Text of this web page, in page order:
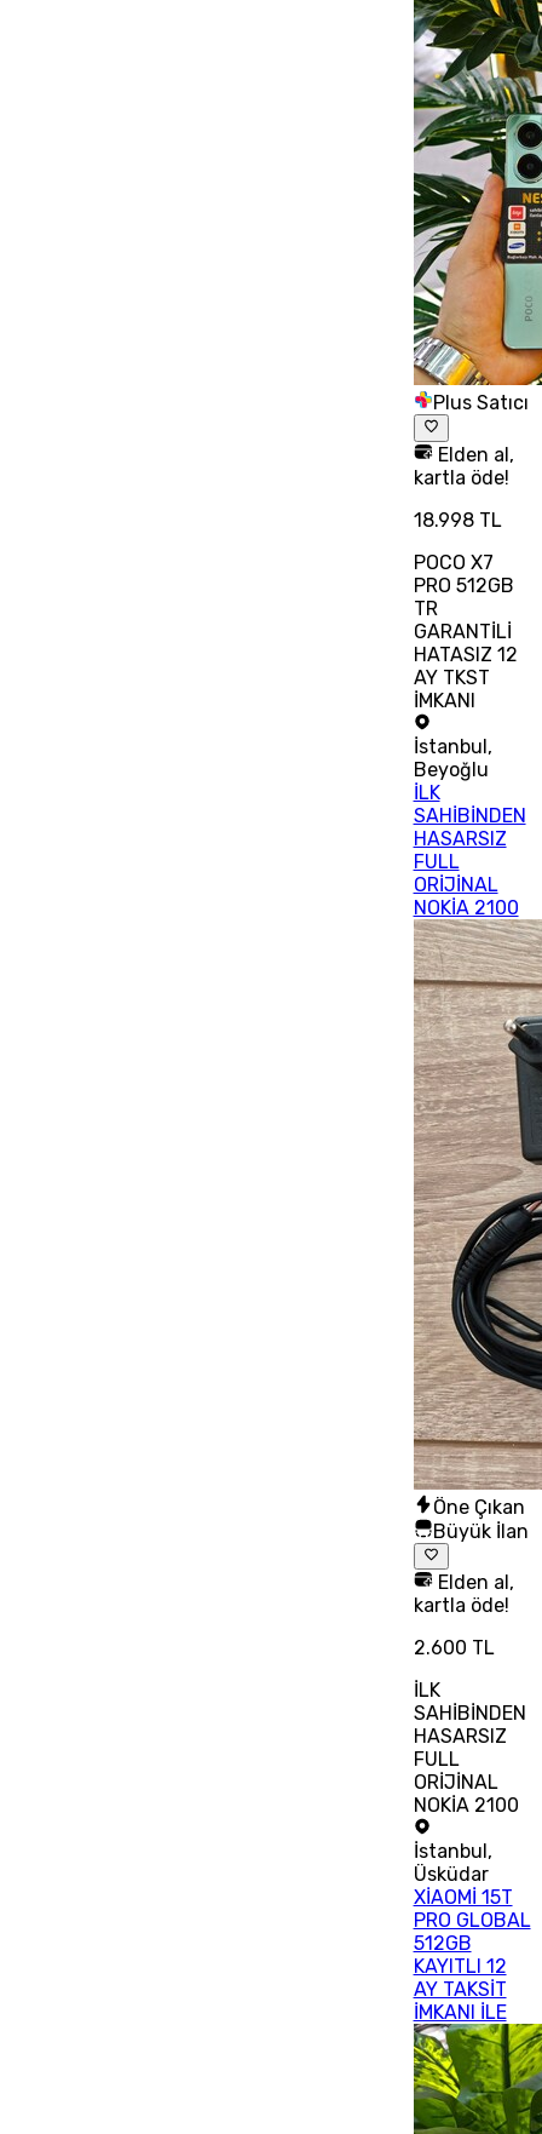
Plus Satıcı
Elden al,
kartla öde!
18.998 TL
POCO X7
PRO 512GB
TR
GARANTİLİ
HATASIZ 12
AY TKST
İMKANI
İstanbul,
Beyoğlu
İLK
SAHİBİNDEN
HASARSIZ
FULL
ORİJİNAL
NOKİA 2100
Öne Çıkan
Büyük İlan
Elden al,
kartla öde!
2.600 TL
İLK
SAHİBİNDEN
HASARSIZ
FULL
ORİJİNAL
NOKİA 2100
İstanbul,
Üsküdar
XİAOMİ 15T
PRO GLOBAL
512GB
KAYITLI 12
AY TAKSİT
İMKANI İLE